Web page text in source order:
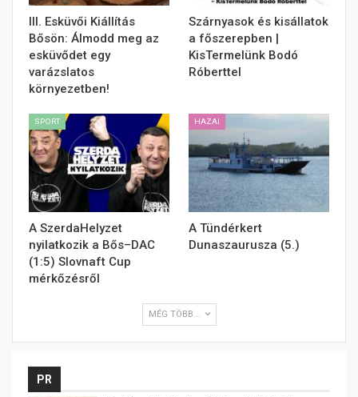
III. Esküvői Kiállítás
Bősön: Álmodd meg az
esküvődet egy
varázslatos
környezetben!
Szárnyasok és kisállatok
a főszerepben |
KisTermelünk Bodó
Róberttel
SPORT
A SzerdaHelyzet
nyilatkozik a Bős–DAC
(1:5) Slovnaft Cup
mérkőzésről
HAZAI
A Tündérkert
Dunaszaurusza (5.)
MÉG TÖBB...
PR